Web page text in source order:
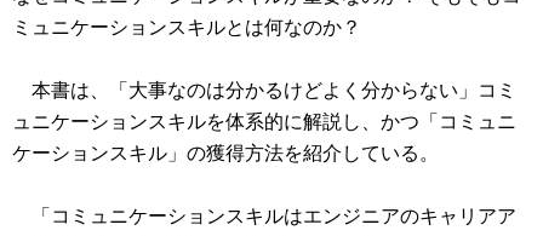
ミュニケーションスキルとは何なのか？
本書は、「大事なのは分かるけどよく分からない」コミ
ュニケーションスキルを体系的に解説し、かつ「コミュニ
ケーションスキル」の獲得方法を紹介している。
「コミュニケーションスキルはエンジニアのキャリアア